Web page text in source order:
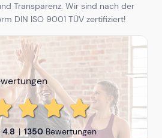
Transparenz. Wir sind nach der
DIN ISO 9001 TÜV zertifiziert!
4.8 1350 Bewertungen